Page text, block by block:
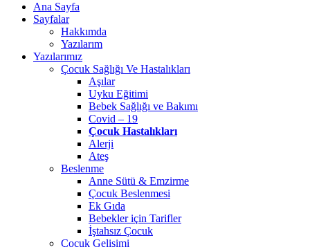
Ana Sayfa
Sayfalar
Hakkımda
Yazılarım
Yazılarımız
Çocuk Sağlığı Ve Hastalıkları
Aşılar
Uyku Eğitimi
Bebek Sağlığı ve Bakımı
Covid – 19
Çocuk Hastalıkları
Alerji
Ateş
Beslenme
Anne Sütü & Emzirme
Çocuk Beslenmesi
Ek Gıda
Bebekler için Tarifler
İştahsız Çocuk
Çocuk Gelişimi